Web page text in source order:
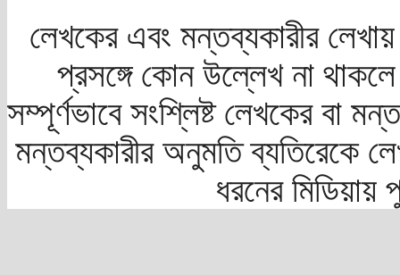
লেখকের এবং মন্তব্যকারীর
প্রসঙ্গে কোন উল্লেখ না
সম্পূর্ণভাবে সংশ্লিষ্ট লেখকের বা
মন্তব্যকারীর অনুমতি ব্যতিরেকে
ধরনের মিডিয়ায়